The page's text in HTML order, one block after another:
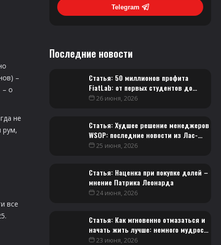
–
– о
не
рум,
все
Telegram
Последние новости
Статья: 50 миллионов профита
FiatLab: от первых студентов до
победителей Venom
26 июня, 2026
Статья: Худшее решение менеджеров
WSOP: последние новости из Лас-
Вегаса
25 июня, 2026
Статья: Наценка при покупке долей –
мнение Патрика Леонарда
24 июня, 2026
Статья: Как мгновенно отмазаться и
начать жить лучше: немного мудрости
от Фила Гальфонда
23 июня, 2026